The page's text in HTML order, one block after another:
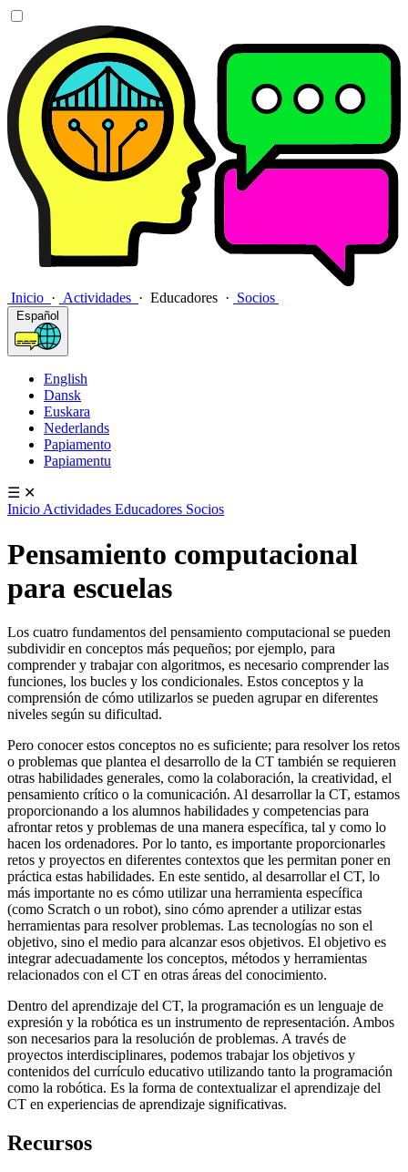
Inicio · Actividades · Educadores · Socios
English
Dansk
Euskara
Nederlands
Papiamento
Papiamentu
☰ ✕
Inicio Actividades Educadores Socios
Pensamiento computacional
para escuelas
Los cuatro fundamentos del pensamiento computacional se pueden
subdividir en conceptos más pequeños; por ejemplo, para
comprender y trabajar con algoritmos, es necesario comprender las
funciones, los bucles y los condicionales. Estos conceptos y la
comprensión de cómo utilizarlos se pueden agrupar en diferentes
niveles según su dificultad.
Pero conocer estos conceptos no es suficiente; para resolver los retos
o problemas que plantea el desarrollo de la CT también se requieren
otras habilidades generales, como la colaboración, la creatividad, el
pensamiento crítico o la comunicación. Al desarrollar la CT, estamos
proporcionando a los alumnos habilidades y competencias para
afrontar retos y problemas de una manera específica, tal y como lo
hacen los ordenadores. Por lo tanto, es importante proporcionarles
retos y proyectos en diferentes contextos que les permitan poner en
práctica estas habilidades. En este sentido, al desarrollar el CT, lo
más importante no es cómo utilizar una herramienta específica
(como Scratch o un robot), sino cómo aprender a utilizar estas
herramientas para resolver problemas. Las tecnologías no son el
objetivo, sino el medio para alcanzar esos objetivos. El objetivo es
integrar adecuadamente los conceptos, métodos y herramientas
relacionados con el CT en otras áreas del conocimiento.
Dentro del aprendizaje del CT, la programación es un lenguaje de
expresión y la robótica es un instrumento de representación. Ambos
son necesarios para la resolución de problemas. A través de
proyectos interdisciplinares, podemos trabajar los objetivos y
contenidos del currículo educativo utilizando tanto la programación
como la robótica. Es la forma de contextualizar el aprendizaje del
CT en experiencias de aprendizaje significativas.
Recursos